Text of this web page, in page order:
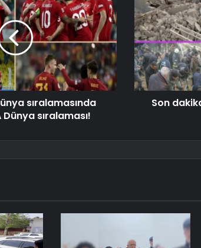
sıralamasında
Dünya sıralaması!
Son